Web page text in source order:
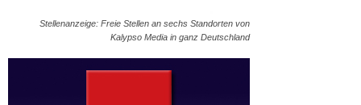
Stellenanzeige: Freie Stellen an sechs Standorten von
Kalypso Media in ganz Deutschland